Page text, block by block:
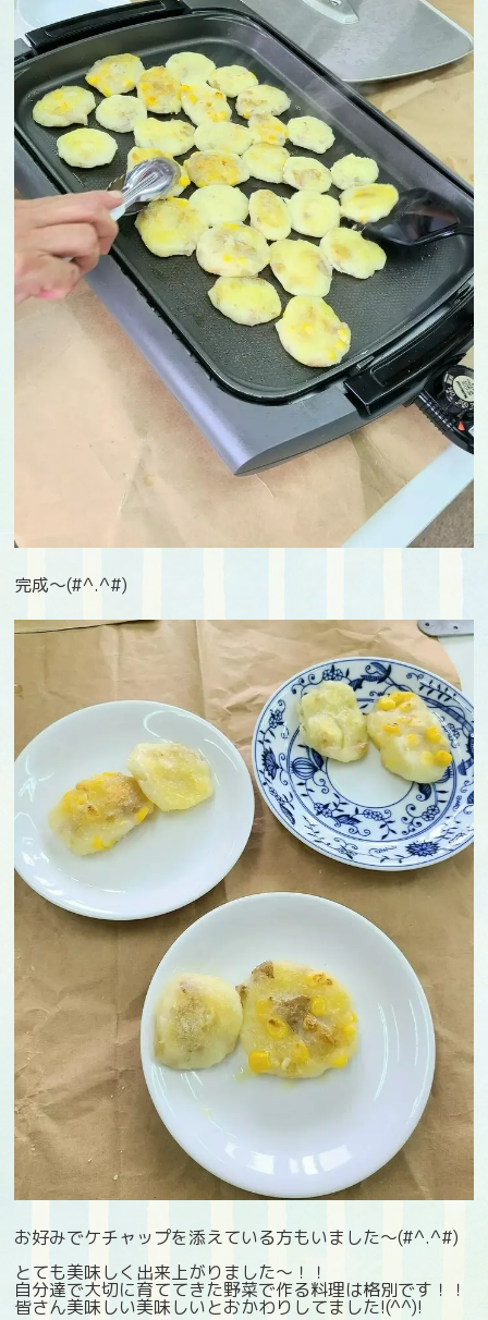
完成～(#^.^#)
お好みでケチャップを添えている方もいました～(#^.^#)
とても美味しく出来上がりました～！！
自分達で大切に育ててきた野菜で作る料理は格別です！！
皆さん美味しい美味しいとおかわりしてました!(^^)!